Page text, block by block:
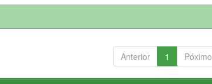
Anterior 1 Póximo